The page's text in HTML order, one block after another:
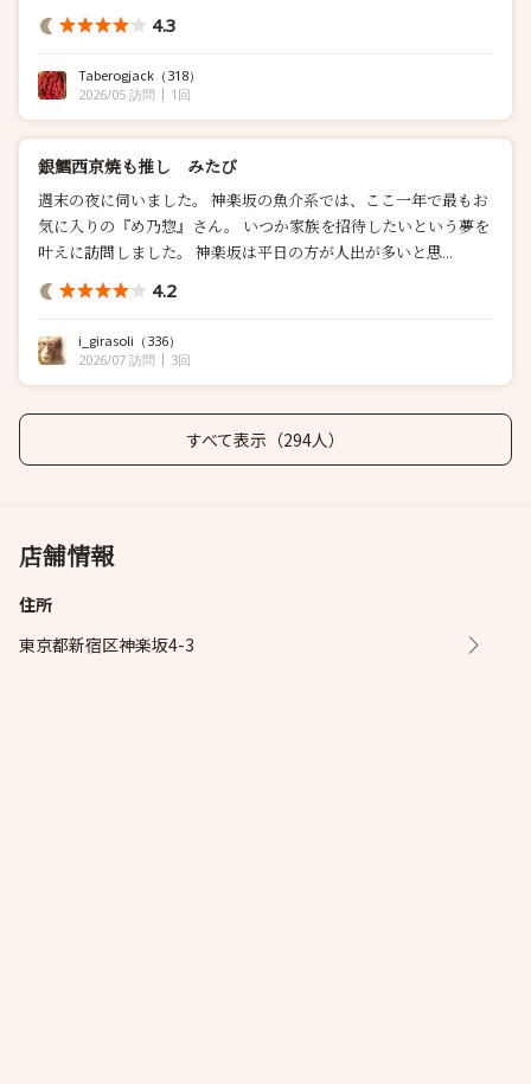
感じだけど、海老の風味も感じられ美味しい。 お造りの刺身も焼
4.3
Taberogjack （318）
2026/05 訪問
1回
銀鱈西京焼も推し みたび
週末の夜に伺いました。 神楽坂の魚介系では、ここ一年で最もお
気に入りの『め乃惣』さん。 いつか家族を招待したいという夢を
叶えに訪問しました。 神楽坂は平日の方が人出が多いと思...
4.2
i_girasoli （336）
2026/07 訪問
3回
すべて表示（294人）
店舗情報
住所
東京都新宿区神楽坂4-3